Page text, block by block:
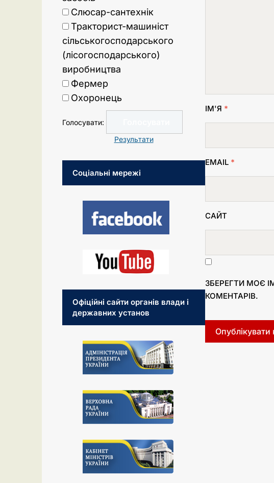
ІМ'Я *
EMAIL *
САЙТ
ЗБЕРЕГТИ МОЄ
КОМЕНТАРІВ.
Слюсар-сантехнік
Тракторист-машиніст
сільськогосподарського
(лісогосподарського)
виробництва
Фермер
Охоронець
Голосувати:
Результати
Соціальні мережі
Офіційні сайти органів влади і
державних установ